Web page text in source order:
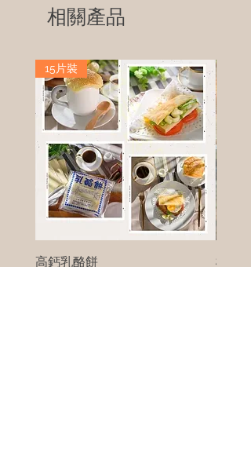
相關產品
15片裝
高鈣乳酪餅 樹葡萄